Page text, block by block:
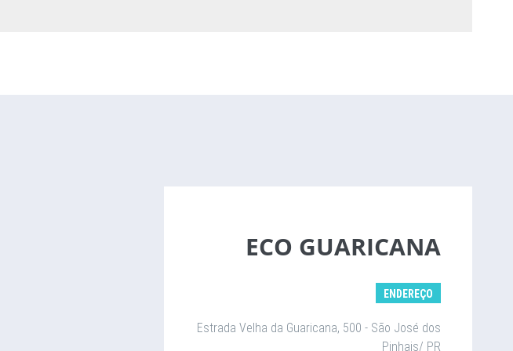
ECO GUARICANA
ENDEREÇO
Estrada Velha da Guaricana, 500 - São José dos
Pinhais/ PR